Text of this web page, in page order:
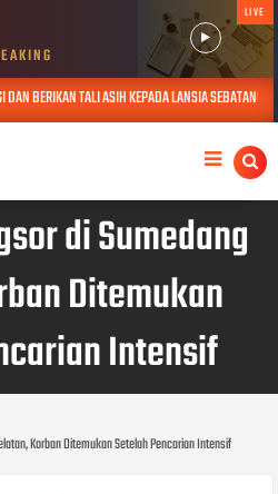
LIVE
KEPADA LANSIA SEBATANG KARA DI JATINANGOR
di Sumedang
Ditemukan
Intensif
Korban Ditemukan Setelah Pencarian Intensif